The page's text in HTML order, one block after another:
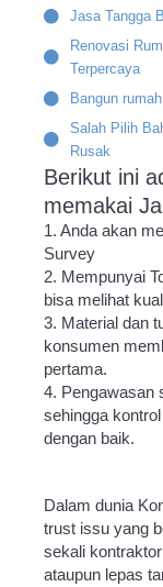
Jasa Tangga
Renovasi
Terpercaya
Bangun
Salah Pilih
Rusak
Berikut ini
memakai
1. Anda akan
Survey
2. Mempunyai
bisa melihat
3. Material dan
konsumen
pertama.
4. Pengawasan
sehingga
dengan baik.
Dalam dunia
trust issu yang
sekali
ataupun lepas